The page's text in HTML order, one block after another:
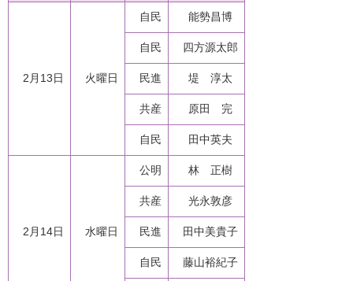
2月13日 火曜日
自民 能勢昌博
自民 四方源太郎
民進 堤 淳太
共産 原田 完
自民 田中英夫
2月14日 水曜日
公明 林 正樹
共産 光永敦彦
民進 田中美貴子
自民 藤山裕紀子